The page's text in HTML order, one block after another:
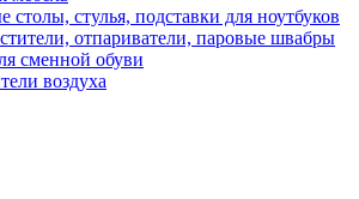
столы, стулья, подставки для ноутбуков
отпариватели, паровые швабры
сменной обуви
воздуха